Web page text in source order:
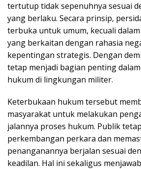
tertutup tidak sepenuhnya sesuai
yang berlaku. Secara prinsip,
terbuka untuk umum, kecuali
yang berkaitan dengan rahasia
kepentingan strategis. Dengan
tetap menjadi bagian penting
hukum di lingkungan militer.
Keterbukaan hukum tersebut
masyarakat untuk melakukan
jalannya proses hukum. Publik
perkembangan perkara dan
penanganannya berjalan sesuai
keadilan. Hal ini sekaligus